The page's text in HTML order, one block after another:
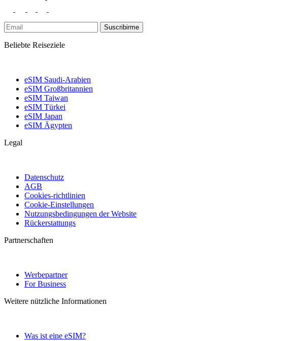
Suscribirme
Beliebte Reiseziele
eSIM Saudi-Arabien
eSIM Großbritannien
eSIM Taiwan
eSIM Türkei
eSIM Japan
eSIM Ägypten
Legal
Datenschutz
AGB
Cookies-richtlinien
Cookie-Einstellungen
Nutzungsbedingungen der Website
Rückerstattungs
Partnerschaften
Werbepartner
For Business
Weitere nützliche Informationen
Was ist eine eSIM?